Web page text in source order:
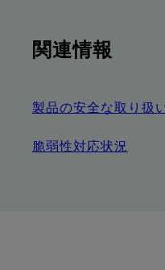
関連情報
製品の安全な取り扱
脆弱性対応状況